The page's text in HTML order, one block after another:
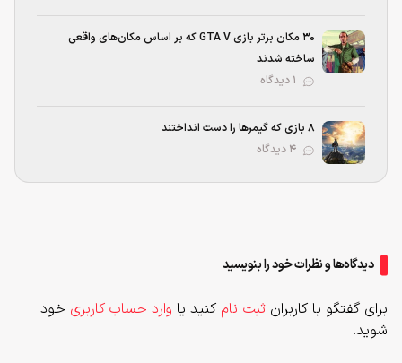
۳۰ مکان برتر بازی GTA V که بر اساس مکان‌های واقعی
ساخته شدند
۸ بازی که گیمرها را دست انداختند
دیدگاه‌ها و نظرات خود را بنویسید
برای گفتگو با کاربران ثبت نام کنید یا وارد حساب کاربری خود
شوید.